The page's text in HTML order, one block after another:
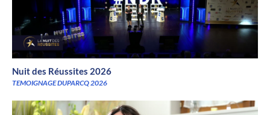
Nuit des Réussites 2026
TEMOIGNAGE DUPARCQ 2026